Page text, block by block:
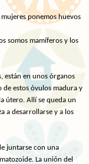
ponemos huevos
somos mamíferos y los
están en unos órganos
de estos óvulos madura y
útero. Allí se queda un
a desarrollarse y a los
juntarse con una
La unión del